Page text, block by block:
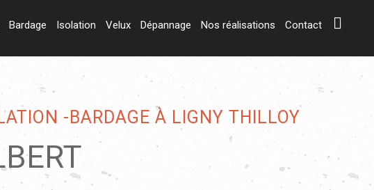
Bardage Isolation Velux Dépannage Nos réalisations Contact
-BARDAGE À LIGNY THILLOY